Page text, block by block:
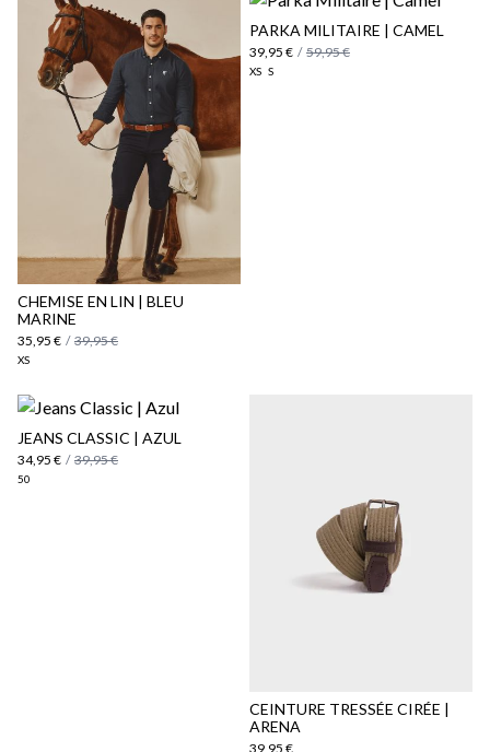
Politique d'expédition
ici
CHEMISE EN LIN | BLEU
MARINE
35,95 € / 39,95 €
XS
PARKA MILITAIRE | CAMEL
39,95 € / 59,95 €
XS S
JEANS CLASSIC | AZUL
34,95 € / 39,95 €
50
CEINTURE TRESSÉE CIRÉE |
ARENA
39,95 €